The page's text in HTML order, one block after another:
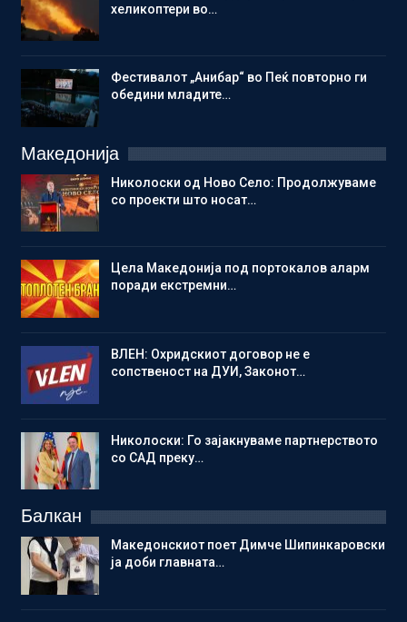
хеликоптери во…
Фестивалот „Анибар“ во Пеќ повторно ги
обедини младите…
Македонија
Николоски од Ново Село: Продолжуваме
со проекти што носат…
Цела Македонија под портокалов аларм
поради екстремни…
ВЛЕН: Охридскиот договор не е
сопственост на ДУИ, Законот…
Николоски: Го зајакнуваме партнерството
со САД преку…
Балкан
Македонскиот поет Димче Шипинкаровски
ја доби главната…